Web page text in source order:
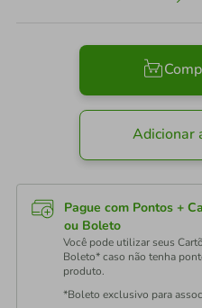
Adicionar
Pague com Pontos +
ou Boleto
Você pode utilizar seus
Boleto* caso não tenha
produto.
*Boleto exclusivo para